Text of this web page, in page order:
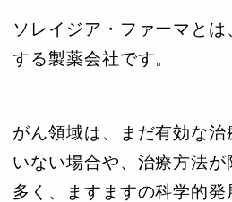
ソレイジア・ファーマと
する製薬会社です。
がん領域は、まだ有効な
いない場合や、治療方法
多く、ますますの科学的発